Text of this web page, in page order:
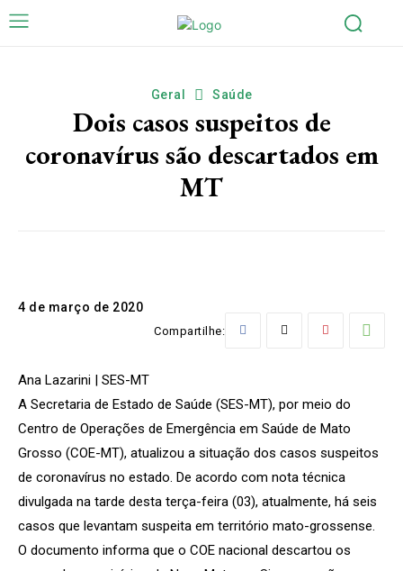
Geral Saúde
Dois casos suspeitos de
coronavírus são descartados em
MT
4 de março de 2020
Compartilhe:
Ana Lazarini | SES-MT
A Secretaria de Estado de Saúde (SES-MT), por meio do
Centro de Operações de Emergência em Saúde de Mato
Grosso (COE-MT), atualizou a situação dos casos suspeitos
de coronavírus no estado. De acordo com nota técnica
divulgada na tarde desta terça-feira (03), atualmente, há seis
casos que levantam suspeita em território mato-grossense.
O documento informa que o COE nacional descartou os